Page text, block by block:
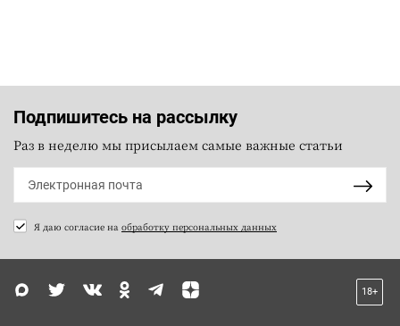
Подпишитесь на рассылку
Раз в неделю мы присылаем самые важные статьи
Я даю согласие на обработку персональных данных
18+